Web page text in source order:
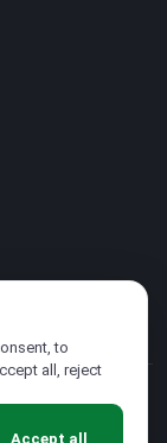
to
all, reject
Accept all